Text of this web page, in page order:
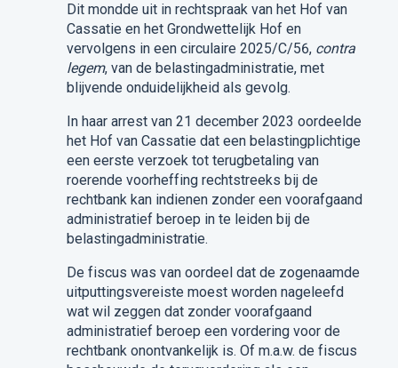
Dit mondde uit in rechtspraak van het Hof van
Cassatie en het Grondwettelijk Hof en
vervolgens in een circulaire 2025/C/56, contra
legem, van de belastingadministratie, met
blijvende onduidelijkheid als gevolg.
In haar arrest van 21 december 2023 oordeelde
het Hof van Cassatie dat een belastingplichtige
een eerste verzoek tot terugbetaling van
roerende voorheffing rechtstreeks bij de
rechtbank kan indienen zonder een voorafgaand
administratief beroep in te leiden bij de
belastingadministratie.
De fiscus was van oordeel dat de zogenaamde
uitputtingsvereiste moest worden nageleefd
wat wil zeggen dat zonder voorafgaand
administratief beroep een vordering voor de
rechtbank onontvankelijk is. Of m.a.w. de fiscus